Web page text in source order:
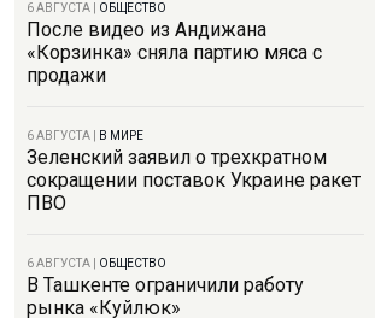
6 АВГУСТА ОБЩЕСТВО
После видео из Андижана
«Корзинка» сняла партию мяса с
продажи
6 АВГУСТА В МИРЕ
Зеленский заявил о трехкратном
сокращении поставок Украине ракет
ПВО
6 АВГУСТА ОБЩЕСТВО
В Ташкенте ограничили работу
рынка «Куйлюк»